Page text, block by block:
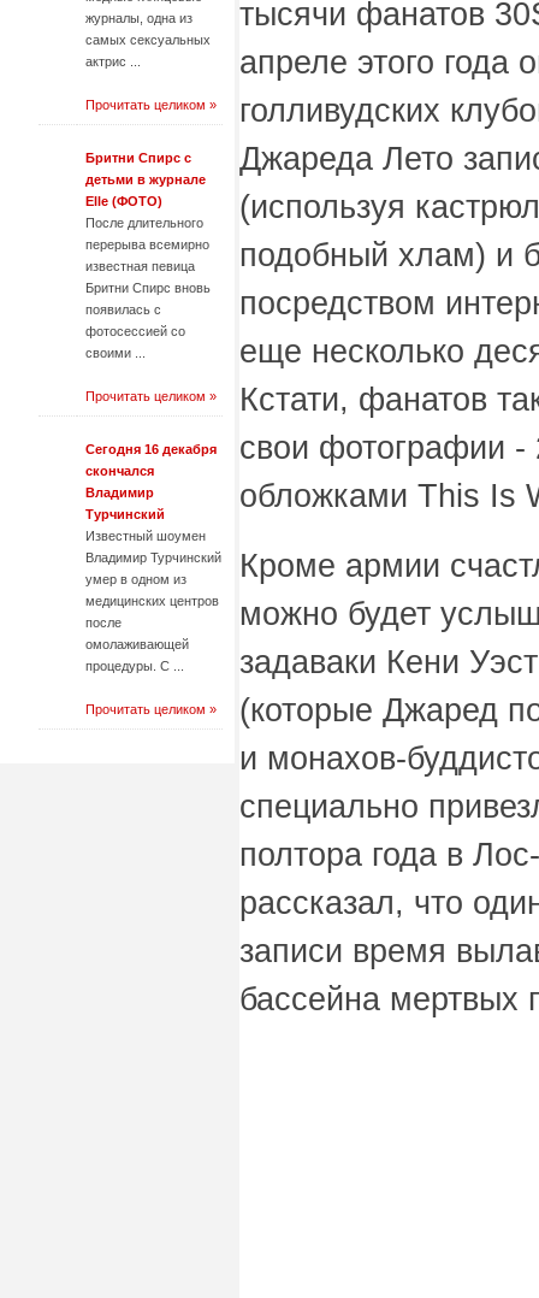
журналы, одна из
самых сексуальных
актрис ...
Прочитать целиком »
Бритни Спирс с
детьми в журнале
Elle (ФОТО)
После длительного
перерыва всемирно
известная певица
Бритни Спирс вновь
появилась с
фотосессией со
своими ...
Прочитать целиком »
Сегодня 16 декабря
скончался
Владимир
Турчинский
Известный шоумен
Владимир Турчинский
умер в одном из
медицинских центров
после
омолаживающей
процедуры. С ...
Прочитать целиком »
тысячи фанатов
апреле этого года
голливудских
Джареда Лето
(используя
подобный хлам) и
посредством
еще несколько
Кстати, фанатов
свои фотографии -
обложками This Is
Кроме армии
можно будет
задаваки Кени
(которые Джаред
и монахов-
специально
полтора года в
рассказал, что
записи время
бассейна мертвых